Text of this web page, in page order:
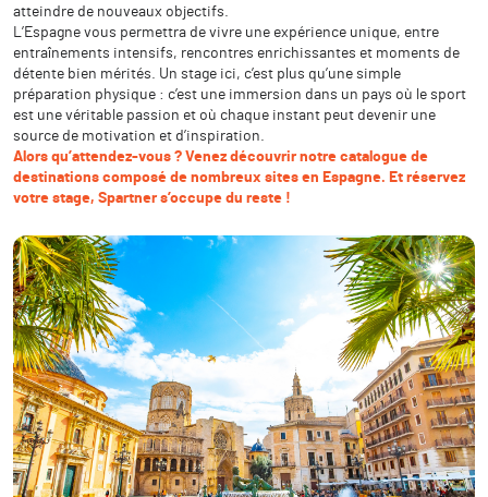
atteindre de nouveaux objectifs.
L’Espagne vous permettra de vivre une expérience unique, entre
entraînements intensifs, rencontres enrichissantes et moments de
détente bien mérités. Un stage ici, c’est plus qu’une simple
préparation physique : c’est une immersion dans un pays où le sport
est une véritable passion et où chaque instant peut devenir une
source de motivation et d’inspiration.
Alors qu’attendez-vous ? Venez découvrir notre catalogue de
destinations composé de nombreux sites en Espagne. Et réservez
votre stage, Spartner s’occupe du reste !